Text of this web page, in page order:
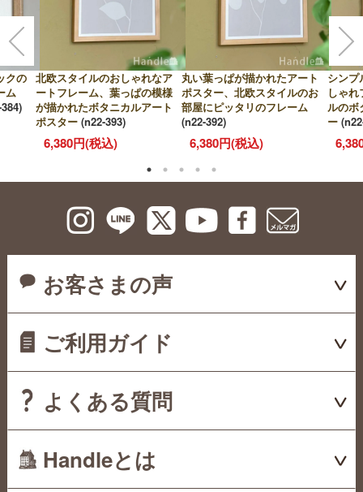
クの
ム
北欧スタイルのおしゃれなア
ートフレーム、葉っぱの模様
が描かれたボタニカルアート
ポスター (n22-393)
6,380円(税込)
丸い葉っぱが描かれたアート
ポスター、北欧スタイルのお
部屋にピッタリのフレーム
(n22-392)
6,380円(税込)
シンプ
しゃ
ルのボ
ー
お客さまの声
ご利用ガイド
よくある質問
Handleとは